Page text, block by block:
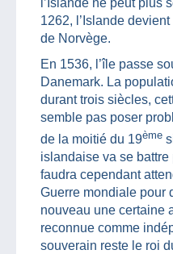
1262, l’Islande
de Norvège.
En 1536, l’île passe
Danemark. La
durant trois siècles,
semble pas poser
de la moitié du 19ème
islandaise va se battre
faudra cependant
Guerre mondiale pour
nouveau une certaine
reconnue comme
souverain reste le roi